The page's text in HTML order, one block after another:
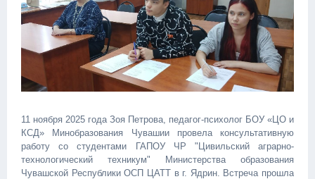
11 ноября 2025 года Зоя Петрова, педагог-психолог БОУ «ЦО и
КСД» Минобразования Чувашии провела консультативную
работу со студентами ГАПОУ ЧР "Цивильский аграрно-
технологический техникум" Министерства образования
Чувашской Республики ОСП ЦАТТ в г. Ядрин. Встреча прошла